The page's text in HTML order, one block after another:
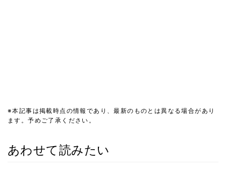
※本記事は掲載時点の情報であり、最新のものとは異なる場合があり
ます。予めご了承ください。
あわせて読みたい